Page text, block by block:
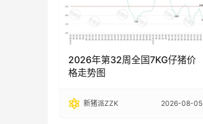
2026年第32周全国7KG仔猪价
格走势图
新猪派ZZK 2026-08-05